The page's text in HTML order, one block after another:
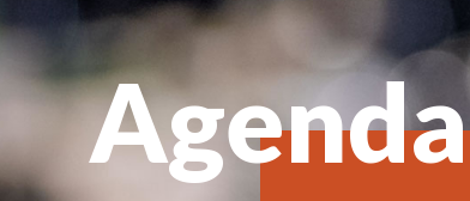
Agenda